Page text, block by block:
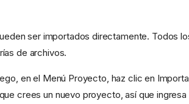
ser importados directamente. Todos
de archivos.
en el Menú Proyecto, haz clic en
crees un nuevo proyecto, así que ingresa